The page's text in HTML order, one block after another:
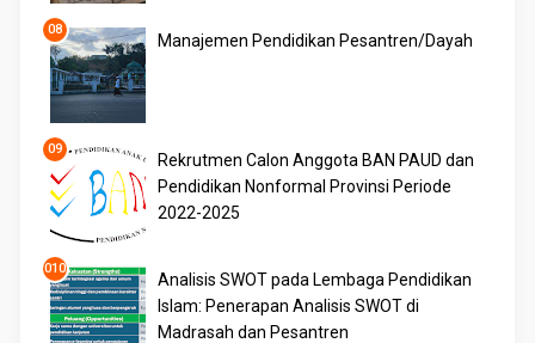
Manajemen Pendidikan Pesantren/Dayah
Rekrutmen Calon Anggota BAN PAUD dan
Pendidikan Nonformal Provinsi Periode
2022-2025
Analisis SWOT pada Lembaga Pendidikan
Islam: Penerapan Analisis SWOT di
Madrasah dan Pesantren